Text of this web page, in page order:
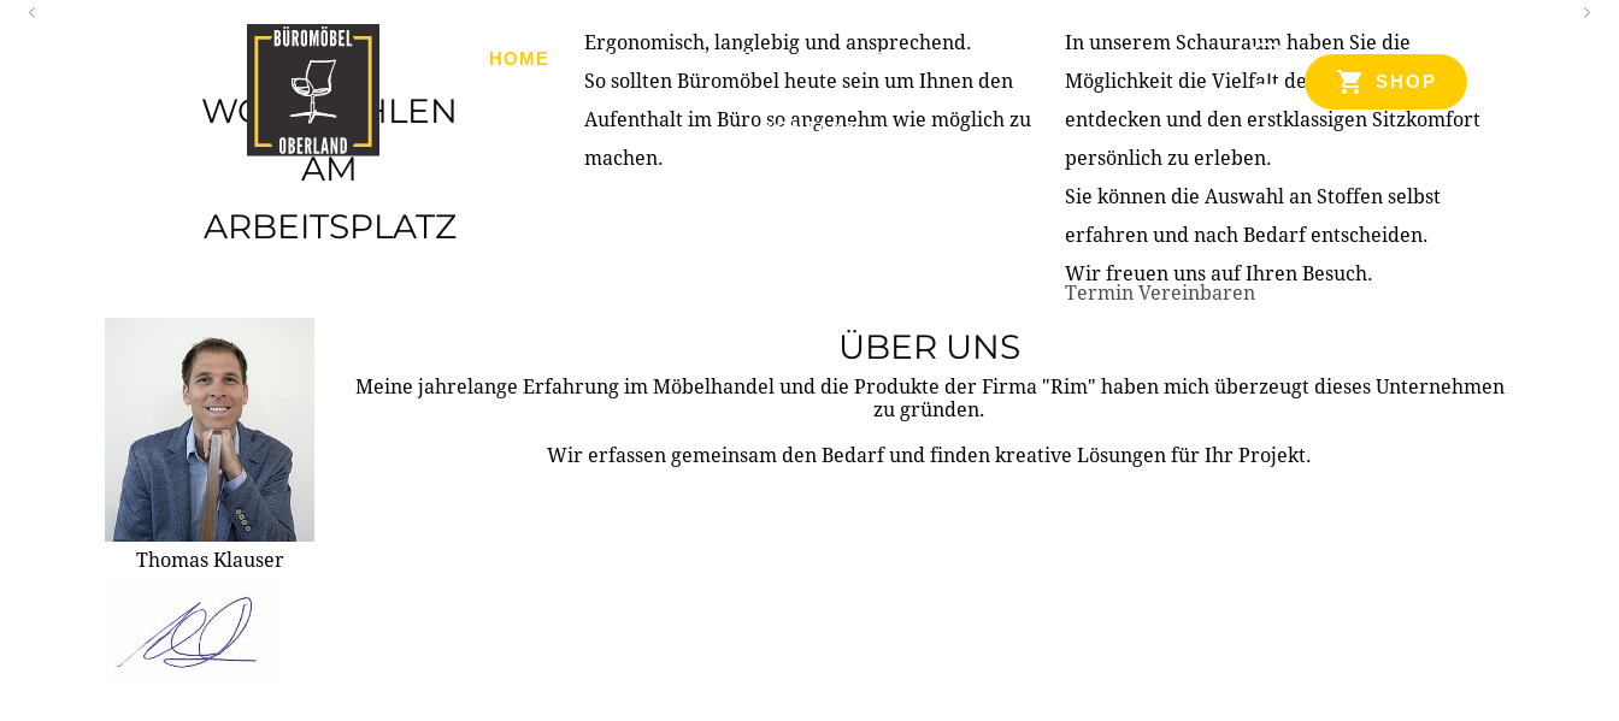
HOME PRODUKTE ÜBER UNS PARTNER & REFERENZEN
KONTAKT
SHOP
WOHLFÜHLEN
AM
ARBEITSPLATZ
Ergonomisch, langlebig und ansprechend.
So sollten Büromöbel heute sein um Ihnen den
Aufenthalt im Büro so angenehm wie möglich zu
machen.
In unserem Schauraum haben Sie die
Möglichkeit die Vielfalt der Produkte zu
entdecken und den erstklassigen Sitzkomfort
persönlich zu erleben.
Sie können die Auswahl an Stoffen selbst
erfahren und nach Bedarf entscheiden.
Wir freuen uns auf Ihren Besuch.
Termin Vereinbaren
Thomas Klauser
ÜBER UNS
Meine jahrelange Erfahrung im Möbelhandel und die Produkte der Firma "Rim" haben mich überzeugt dieses Unternehmen
zu gründen.
Wir erfassen gemeinsam den Bedarf und finden kreative Lösungen für Ihr Projekt.